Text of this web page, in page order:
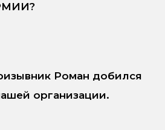
Роман добился
организации.